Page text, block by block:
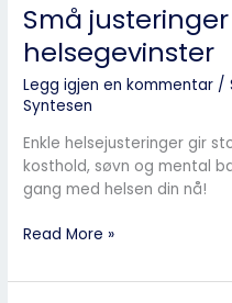
Små
helsegevinster
Legg igjen en kommentar /
Syntesen
Enkle helsejusteringer gir
kosthold, søvn og mental
gang med helsen din nå!
Read More »